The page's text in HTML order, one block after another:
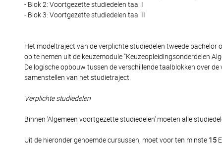
- Blok 2: Voortgezette studiedelen taal I
- Blok 3: Voortgezette studiedelen taal II
Het modeltraject van de verplichte studiedelen tweede bachelor
op te nemen uit de keuzemodule "Keuzeopleidingsonderdelen
De logische opbouw tussen de verschillende taalblokken over
samenstellen van het studietraject.
Verplichte studiedelen
Binnen 'Algemeen voortgezette studiedelen' moeten alle
Uit de hieronder genoemde cursussen, moet voor ten minste 15